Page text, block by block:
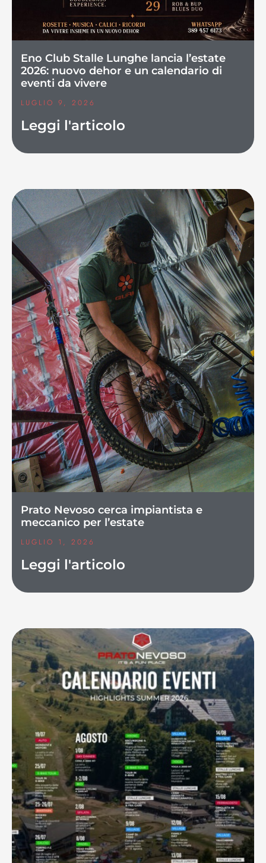
Eno Club Stalle Lunghe lancia l’estate
2026: nuovo dehor e un calendario di
eventi da vivere
LUGLIO 9, 2026
Leggi l'articolo
Prato Nevoso cerca impiantista e
meccanico per l’estate
LUGLIO 1, 2026
Leggi l'articolo